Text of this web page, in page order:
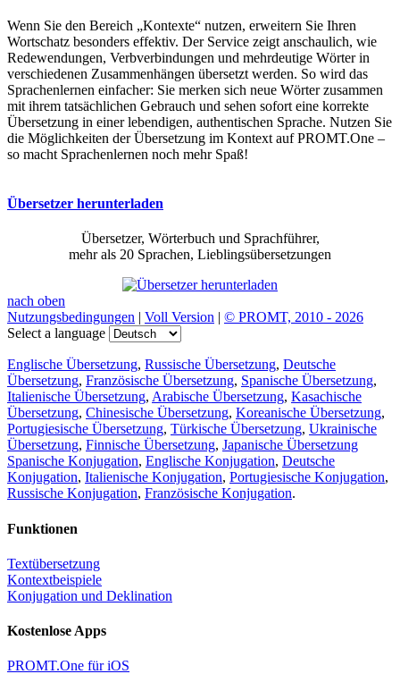
Wenn Sie den Bereich „Kontexte“ nutzen, erweitern Sie Ihren
Wortschatz besonders effektiv. Der Service zeigt anschaulich, wie
Redewendungen, Verbverbindungen und mehrdeutige Wörter in
verschiedenen Zusammenhängen übersetzt werden. So wird das
Sprachenlernen einfacher: Sie merken sich neue Wörter zusammen
mit ihrem tatsächlichen Gebrauch und sehen sofort eine korrekte
Übersetzung in einer lebendigen, authentischen Sprache. Nutzen Sie
die Möglichkeiten der Übersetzung im Kontext auf PROMT.One –
so macht Sprachenlernen noch mehr Spaß!
Übersetzer herunterladen
Übersetzer, Wörterbuch und Sprachführer,
mehr als 20 Sprachen, Lieblingsübersetzungen
nach oben
Nutzungsbedingungen | Voll Version | © PROMT, 2010 - 2026
Select a language
Englische Übersetzung, Russische Übersetzung, Deutsche
Übersetzung, Französische Übersetzung, Spanische Übersetzung,
Italienische Übersetzung, Arabische Übersetzung, Kasachische
Übersetzung, Chinesische Übersetzung, Koreanische Übersetzung,
Portugiesische Übersetzung, Türkische Übersetzung, Ukrainische
Übersetzung, Finnische Übersetzung, Japanische Übersetzung
Spanische Konjugation, Englische Konjugation, Deutsche
Konjugation, Italienische Konjugation, Portugiesische Konjugation,
Russische Konjugation, Französische Konjugation.
Funktionen
Textübersetzung
Kontextbeispiele
Konjugation und Deklination
Kostenlose Apps
PROMT.One für iOS